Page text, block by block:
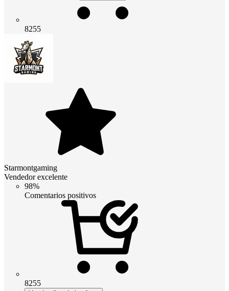
8255
Starmontgaming
Vendedor excelente
98%
Comentarios positivos
8255